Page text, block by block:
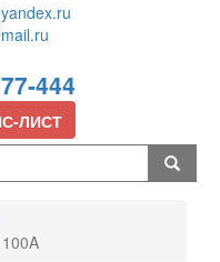
444
ЛИСТ